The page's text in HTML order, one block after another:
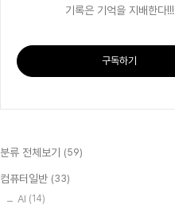
기록은 기억을 지배한다!!!
구독하기
분류 전체보기 (59)
컴퓨터일반 (33)
AI (14)